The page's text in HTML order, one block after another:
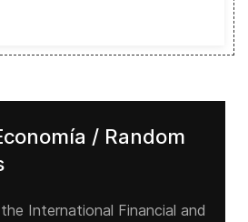
/ Random
International Financial and